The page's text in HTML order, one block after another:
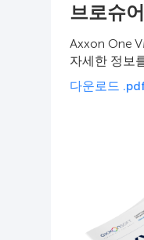
브로슈어
Axxon One
자세한 정보
다운로드